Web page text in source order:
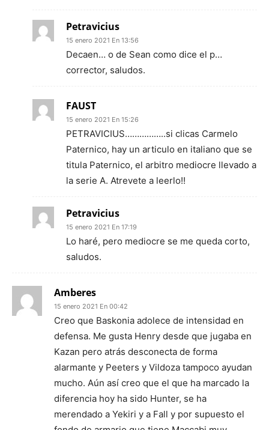
Petravicius
15 enero 2021 En 13:56
Decaen… o de Sean como dice el p…
corrector, saludos.
FAUST
15 enero 2021 En 15:26
PETRAVICIUS……………..si clicas Carmelo
Paternico, hay un articulo en italiano que se
titula Paternico, el arbitro mediocre llevado a
la serie A. Atrevete a leerlo!!
Petravicius
15 enero 2021 En 17:19
Lo haré, pero mediocre se me queda corto,
saludos.
Amberes
15 enero 2021 En 00:42
Creo que Baskonia adolece de intensidad en
defensa. Me gusta Henry desde que jugaba en
Kazan pero atrás desconecta de forma
alarmante y Peeters y Vildoza tampoco ayudan
mucho. Aún así creo que el que ha marcado la
diferencia hoy ha sido Hunter, se ha
merendado a Yekiri y a Fall y por supuesto el